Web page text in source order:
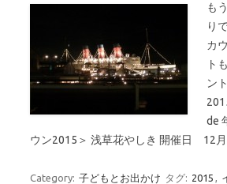
も
り
カ
ト
ン
de
ウン2015＞ 浅草花やしき 開催日 12
Category: 子どもとお出かけ タグ: 2015 ,